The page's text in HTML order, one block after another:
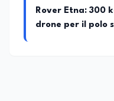
Rover Etna: 300
drone per il polo